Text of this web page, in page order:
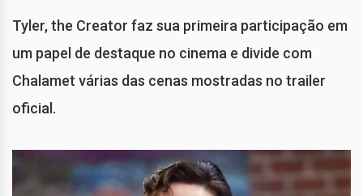
Tyler, the Creator faz sua primeira participação em
um papel de destaque no cinema e divide com
Chalamet várias das cenas mostradas no trailer
oficial.